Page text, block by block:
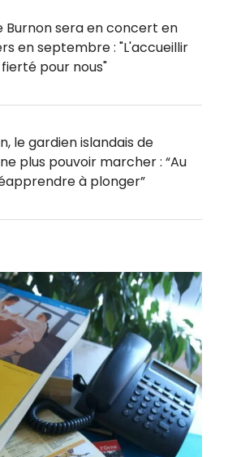
Burnon sera en concert en
en septembre : "L'accueillir
pour nous"
le gardien islandais de
plus pouvoir marcher : “Au
à plonger”